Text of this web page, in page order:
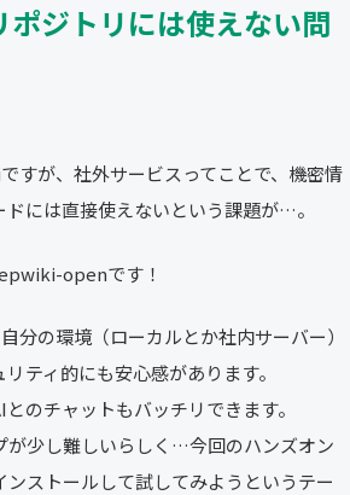
ポジトリには使えない問
すが、社外サービスってことで、機密情
には直接使えないという課題が…。
openです！
分の環境（ローカルとか社内サーバー）
ティ的にも安心感があります。
のチャットもバッチリできます。
が少し難しいらしく…今回のハンズオン
ストールして試してみようというテー